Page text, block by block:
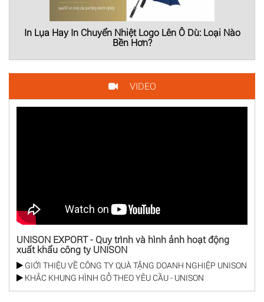
In Lụa Hay In Chuyển Nhiệt Logo Lên Ô Dù: Loại Nào
Bền Hơn?
VIDEO
UNISON EXPORT - Quy trình và hình ảnh hoạt động
xuất khẩu công ty UNISON
GIỚI THIỆU VỀ CÔNG TY QUÀ TẶNG DOANH NGHIỆP UNISON
KHẮC KHUNG HÌNH GỖ THEO YÊU CẦU - UNISON